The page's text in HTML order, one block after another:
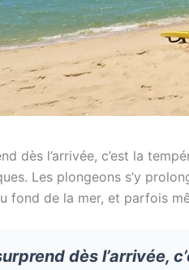
dès l’arrivée, c’est la
Les plongeons s’y
fond de la mer, et parfois
dès l’arrivée,